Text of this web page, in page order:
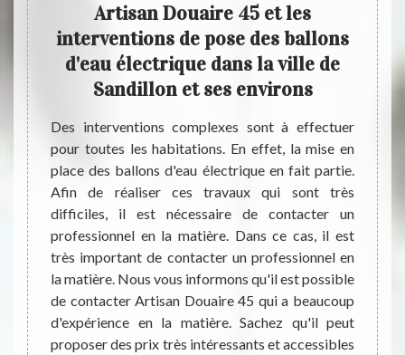
la
?
très
des
et
très
de
Artisan Douaire 45 et les
interventions de pose des ballons
d'eau électrique dans la ville de
Sandillon et ses environs
Des interventions complexes sont à effectuer
pour toutes les habitations. En effet, la mise en
place des ballons d'eau électrique en fait partie.
Afin de réaliser ces travaux qui sont très
difficiles, il est nécessaire de contacter un
professionnel en la matière. Dans ce cas, il est
très important de contacter un professionnel en
la matière. Nous vous informons qu'il est possible
de contacter Artisan Douaire 45 qui a beaucoup
d'expérience en la matière. Sachez qu'il peut
proposer des prix très intéressants et accessibles
À
Des
les
de
qu'il